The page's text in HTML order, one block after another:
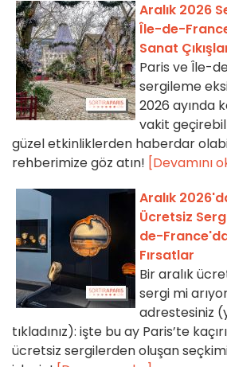
Aralık 2026
Île-de-
Sanat
Paris ve Île-
sergileme
2026 ayında
vakit
güzel etkinliklerden haberdar
rehberimize göz atın! [Devamını
Aralık
Ücretsiz
de-
Fırsatlar
Bir aralık
sergi mi
adrestesiniz
tıkladınız): işte bu ay Paris’te
ücretsiz sergilerden oluşan